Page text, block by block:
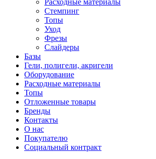
Расходные материалы
Стемпинг
Топы
Уход
Фрезы
Слайдеры
Базы
Гели, полигели, акригели
Оборудование
Расходные материалы
Топы
Отложенные товары
Бренды
Контакты
О нас
Покупателю
Социальный контракт